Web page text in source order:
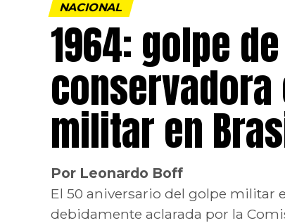
NACIONAL
1964: golpe
militar en
Por Leonardo Boff
El 50 aniversario del golpe militar
debidamente aclarada por la